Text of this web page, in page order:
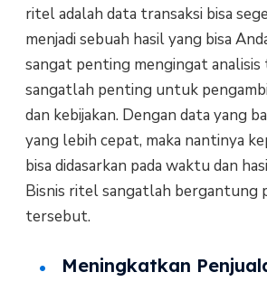
ritel adalah data transaksi bisa
menjadi sebuah hasil yang bisa
sangat penting mengingat analisis
sangatlah penting untuk
dan kebijakan. Dengan data yang
yang lebih cepat, maka nantinya
bisa didasarkan pada waktu dan
Bisnis ritel sangatlah bergantung
tersebut.
Meningkatkan